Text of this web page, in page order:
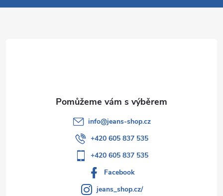
a
info@jeans-shop.cz
+420 605 837 535
+420 605 837 535
Facebook
jeans_shop.cz/